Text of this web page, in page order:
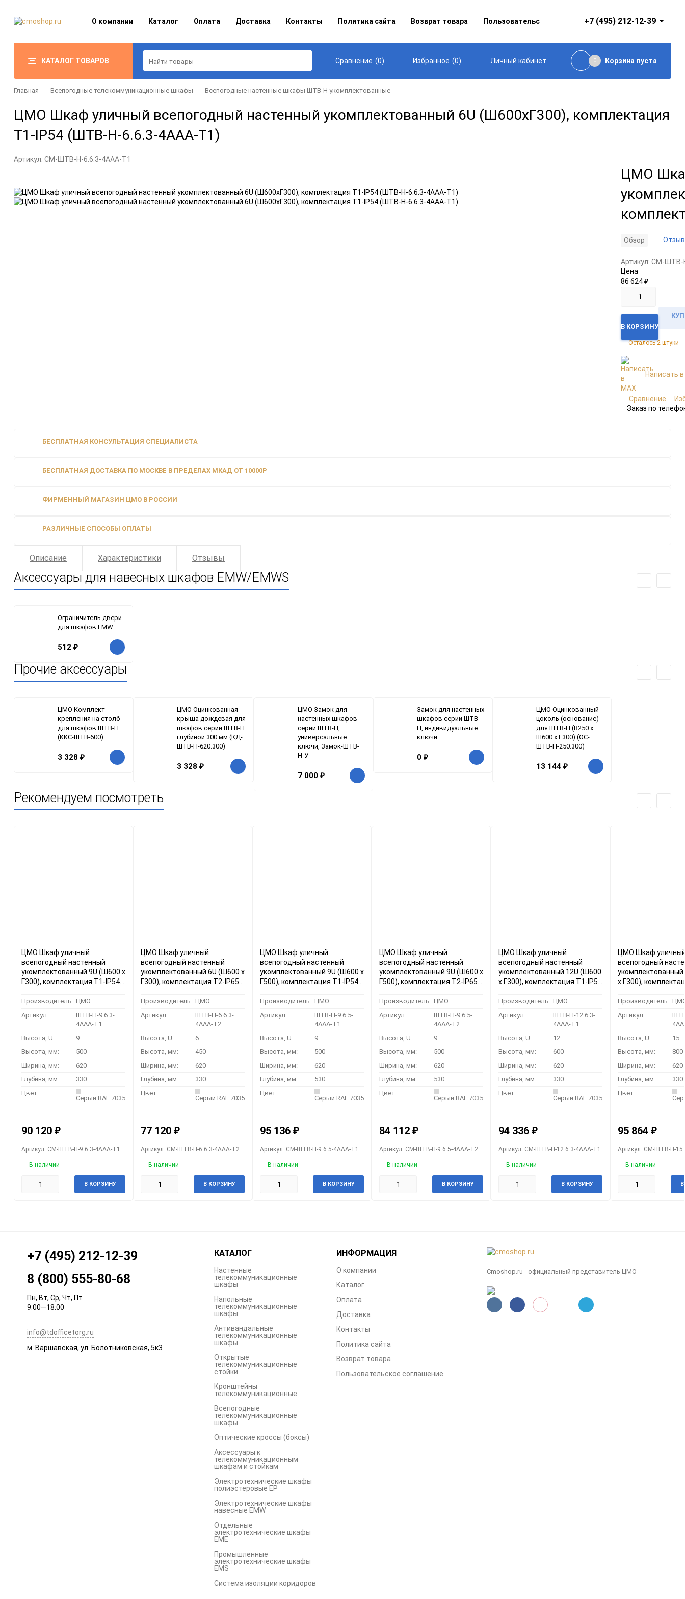
О компании Каталог Оплата Доставка Контакты Политика сайта Возврат товара Пользовательское соглашение+7 (495) 212-12-39
КАТАЛОГ ТОВАРОВ Сравнение (0) Избранное (0) Личный кабинет 0 Корзина пуста
Главная Всепогодные телекоммуникационные шкафы Всепогодные настенные шкафы ШТВ-Н укомплектованные
ЦМО Шкаф уличный всепогодный настенный укомплектованный 6U (Ш600хГ300), комплектация
T1-IP54 (ШТВ-Н-6.6.3-4ААА-Т1)
Артикул: CM-ШТВ-Н-6.6.3-4ААА-Т1
ЦМО
Обзор
Артикул: CM-ШТВ-
Цена
86 624₽
В КОРЗИНУ
Осталось 2 штуки
Написать в
Сравнение
Заказ по
БЕСПЛАТНАЯ КОНСУЛЬТАЦИЯ СПЕЦИАЛИСТА
БЕСПЛАТНАЯ ДОСТАВКА ПО МОСКВЕ В ПРЕДЕЛАХ МКАД ОТ 10000Р
ФИРМЕННЫЙ МАГАЗИН ЦМО В РОССИИ
РАЗЛИЧНЫЕ СПОСОБЫ ОПЛАТЫ
Описание Характеристики Отзывы
Аксессуары для навесных шкафов EMW/EMWS
Ограничитель двери
для шкафов EMW
512 ₽
Прочие аксессуары
ЦМО Комплект
крепления на столб
для шкафов ШТВ-Н
(ККС-ШТВ-600)
3 328 ₽
ЦМО Оцинкованная
крыша дождевая для
шкафов серии ШТВ-Н
глубиной 300 мм (КД-
ШТВ-Н-620.300)
3 328 ₽
ЦМО Замок для
настенных шкафов
серии ШТВ-Н,
универсальные
ключи, Замок-ШТВ-
Н-У
7 000 ₽
Замок для настенных
шкафов серии ШТВ-
Н, индивидуальные
ключи
0 ₽
ЦМО Оцинкованный
цоколь (основание)
для ШТВ-Н (В250 х
Ш600 х Г300) (ОС-
ШТВ-Н-250.300)
13 144 ₽
Рекомендуем посмотреть
ЦМО Шкаф уличный
всепогодный настенный
укомплектованный 9U (Ш600 х
Г300), комплектация T1-IP54
Производитель: ЦМО
Артикул:
ШТВ-Н-9.6.3-
4ААА-Т1
Высота, U:
9
Высота, мм:
500
Ширина, мм:
620
Глубина, мм:
330
Цвет:
Серый RAL 7035
90 120 ₽
Артикул: CM-ШТВ-Н-9.6.3-4ААА-Т1
В наличии
В КОРЗИНУ
ЦМО Шкаф уличный
всепогодный настенный
укомплектованный 6U (Ш600 х
Г300), комплектация T2-IP65
Производитель: ЦМО
Артикул:
ШТВ-Н-6.6.3-
4ААА-Т2
Высота, U:
6
Высота, мм:
450
Ширина, мм:
620
Глубина, мм:
330
Цвет:
Серый RAL 7035
77 120 ₽
Артикул: CM-ШТВ-Н-6.6.3-4ААА-Т2
В наличии
В КОРЗИНУ
ЦМО Шкаф уличный
всепогодный настенный
укомплектованный 9U (Ш600 х
Г500), комплектация T1-IP54
Производитель: ЦМО
Артикул:
ШТВ-Н-9.6.5-
4ААА-Т1
Высота, U:
9
Высота, мм:
500
Ширина, мм:
620
Глубина, мм:
530
Цвет:
Серый RAL 7035
95 136 ₽
Артикул: CM-ШТВ-Н-9.6.5-4ААА-Т1
В наличии
В КОРЗИНУ
ЦМО Шкаф уличный
всепогодный настенный
укомплектованный 9U (Ш600 х
Г500), комплектация T2-IP65
Производитель: ЦМО
Артикул:
ШТВ-Н-9.6.5-
4ААА-Т2
Высота, U:
9
Высота, мм:
500
Ширина, мм:
620
Глубина, мм:
530
Цвет:
Серый RAL 7035
84 112 ₽
Артикул: CM-ШТВ-Н-9.6.5-4ААА-Т2
В наличии
В КОРЗИНУ
ЦМО Шкаф уличный
всепогодный настенный
укомплектованный 12U (Ш600
х Г300), комплектация T1-IP54
Производитель: ЦМО
Артикул:
ШТВ-Н-12.6.3-
4ААА-Т1
Высота, U:
12
Высота, мм:
600
Ширина, мм:
620
Глубина, мм:
330
Цвет:
Серый RAL 7035
94 336 ₽
Артикул: CM-ШТВ-Н-12.6.3-4ААА-Т1
В наличии
В КОРЗИНУ
ЦМО Шкаф
всепогодный
х Г300),
Производитель:
Артикул:
Высота, U:
15
Высота, мм:
800
Ширина, мм:
620
Глубина, мм:
330
Цвет:
95 864 ₽
Артикул: CM-ШТВ-Н-
В наличии
+7 (495) 212-12-39
8 (800) 555-80-68
Пн, Вт, Ср, Чт, Пт
9:00—18:00
info@tdofficetorg.ru
м. Варшавская, ул. Болотниковская, 5к3
КАТАЛОГ
Настенные
телекоммуникационные
шкафы
Напольные
телекоммуникационные
шкафы
Антивандальные
телекоммуникационные
шкафы
Открытые
телекоммуникационные
стойки
Кронштейны
телекоммуникационные
Всепогодные
телекоммуникационные
шкафы
Оптические кроссы (боксы)
Аксессуары к
телекоммуникационным
шкафам и стойкам
Электротехнические шкафы
полиэстеровые EP
Электротехнические шкафы
навесные EMW
Отдельные
электротехнические шкафы
EME
Промышленные
электротехнические шкафы
EMS
Система изоляции коридоров
ИНФОРМАЦИЯ
О компании
Каталог
Оплата
Доставка
Контакты
Политика сайта
Возврат товара
Пользовательское соглашение
Cmoshop.ru - официальный представитель ЦМО